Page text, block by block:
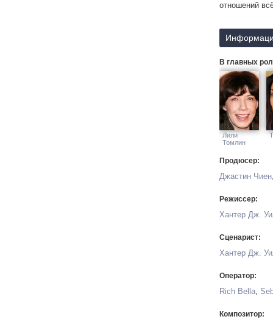
отношений
В главных
Лили
Томлин
Продюсер:
Джастин Чиен
Режиссер:
Хантер Дж.
Сценарист:
Хантер Дж.
Оператор:
Rich Bella,
Композитор: